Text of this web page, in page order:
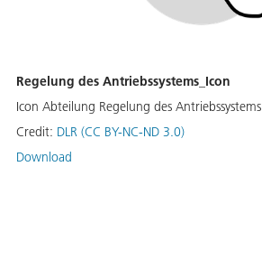
Regelung des Antriebssystems_Icon
Icon Abteilung Regelung des Antriebssystems
Credit: DLR (CC BY-NC-ND 3.0)
Download